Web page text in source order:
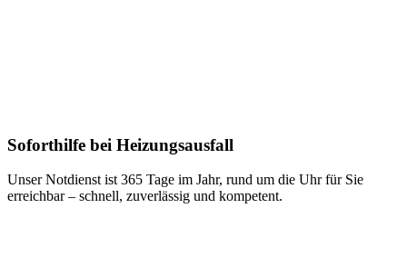
Soforthilfe bei Heizungsausfall
Unser Notdienst ist 365 Tage im Jahr, rund um die Uhr für Sie
erreichbar – schnell, zuverlässig und kompetent.